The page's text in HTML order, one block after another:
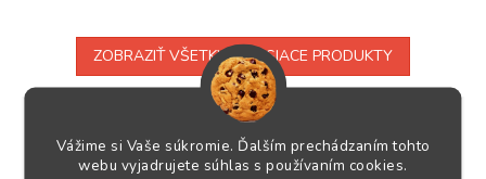
Vážime si Vaše súkromie. Ďalším prechádzaním tohto
webu vyjadrujete súhlas s používaním cookies.
ZOBRAZIŤ VŠETKY SÚVISIACE PRODUKTY
Hodnotenie (1)
Ostatné informácie